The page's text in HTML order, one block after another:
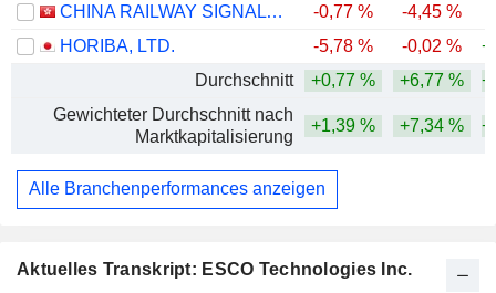
Aktuelles Transkript: ESCO Technologies Inc.
CHINA RAILWAY SIGNAL & COMMUNICATION CORPORATION LIMITED
-0,77 % -4,45 %
HORIBA, LTD.
-5,78 % -0,02 %
Durchschnitt
+0,77 % +6,77 %
Gewichteter Durchschnitt nach
Marktkapitalisierung
+1,39 % +7,34 %
Alle Branchenperformances anzeigen